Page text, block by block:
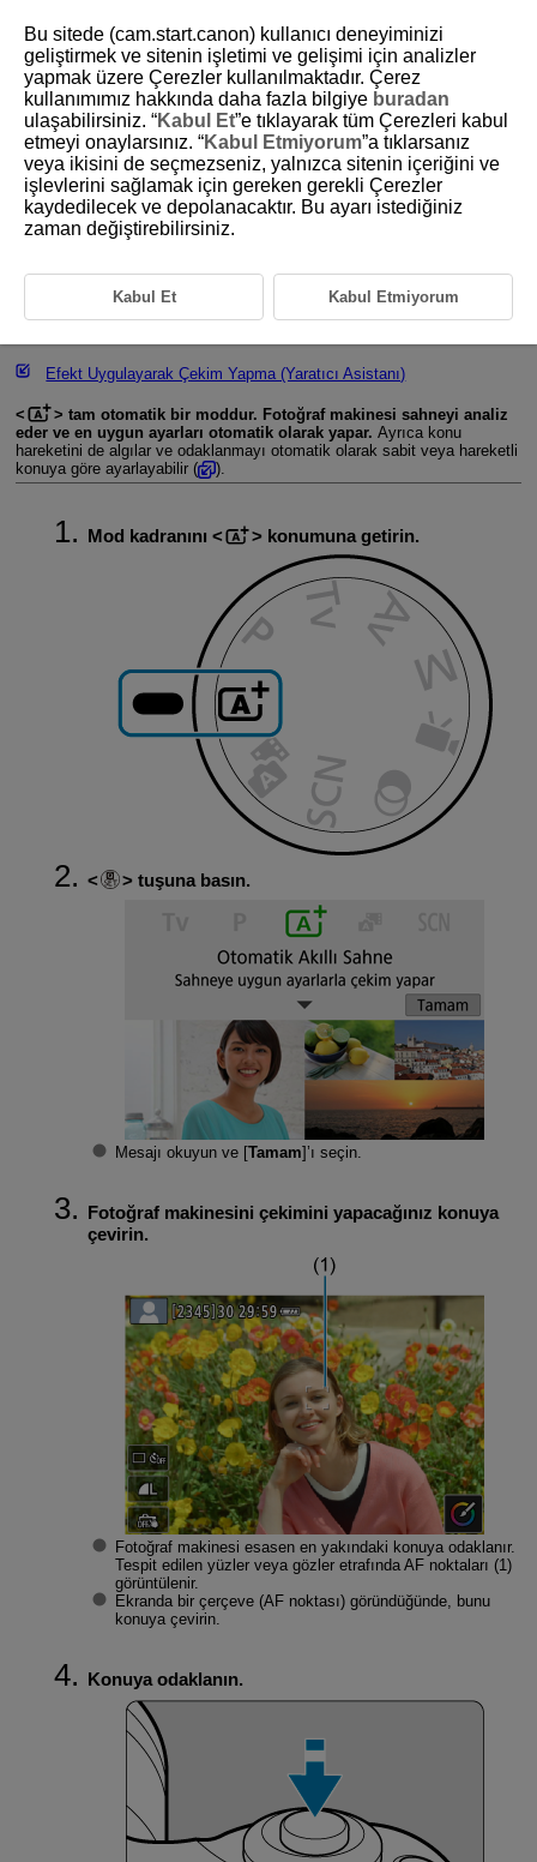
D101-025
Sahne Akıllı Otomatik
Çekim Kompozisyonunu Yeniden Oluşturma
Sahne Simgeleri
Efekt Uygulayarak Çekim Yapma (Yaratıcı Asistanı)
tam otomatik bir moddur. Fotoğraf makinesi sahneyi analiz
eder ve en uygun ayarları otomatik olarak yapar. Ayrıca konu
hareketini de algılar ve odaklanmayı otomatik olarak sabit veya hareketli
konuya göre ayarlayabilir (
).
Mod kadranını konumuna getirin.
tuşuna basın.
Mesajı okuyun ve [Tamam]’ı seçin.
Fotoğraf makinesini çekimini yapacağınız konuya
çevirin.
Fotoğraf makinesi esasen en yakındaki konuya odaklanır.
Tespit edilen yüzler veya gözler etrafında AF noktaları (1)
görüntülenir.
Ekranda bir çerçeve (AF noktası) göründüğünde, bunu
konuya çevirin.
Konuya odaklanın.
Bu sitede (cam.start.canon) kullanıcı deneyiminizi
geliştirmek ve sitenin işletimi ve gelişimi için analizler
yapmak üzere Çerezler kullanılmaktadır. Çerez
kullanımımız hakkında daha fazla bilgiye buradan
ulaşabilirsiniz. “Kabul Et”e tıklayarak tüm Çerezleri kabul
etmeyi onaylarsınız. “Kabul Etmiyorum”a tıklarsanız
veya ikisini de seçmezseniz, yalnızca sitenin içeriğini ve
işlevlerini sağlamak için gereken gerekli Çerezler
kaydedilecek ve depolanacaktır. Bu ayarı istediğiniz
zaman değiştirebilirsiniz.
Kabul Et Kabul Etmiyorum